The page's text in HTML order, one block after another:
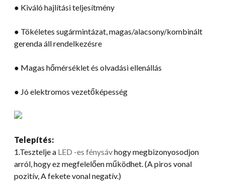
● Kiváló hajlítási teljesítmény
● Tökéletes sugármintázat, magas/alacsony/kombinált
gerenda áll rendelkezésre
● Magas hőmérséklet és olvadási ellenállás
● Jó elektromos vezetőképesség
Telepítés:
1.Tesztelje a LED -es fénysávhogy megbizonyosodjon
arról, hogy ez megfelelően működhet. (A piros vonal
pozitív, A fekete vonal negatív.)